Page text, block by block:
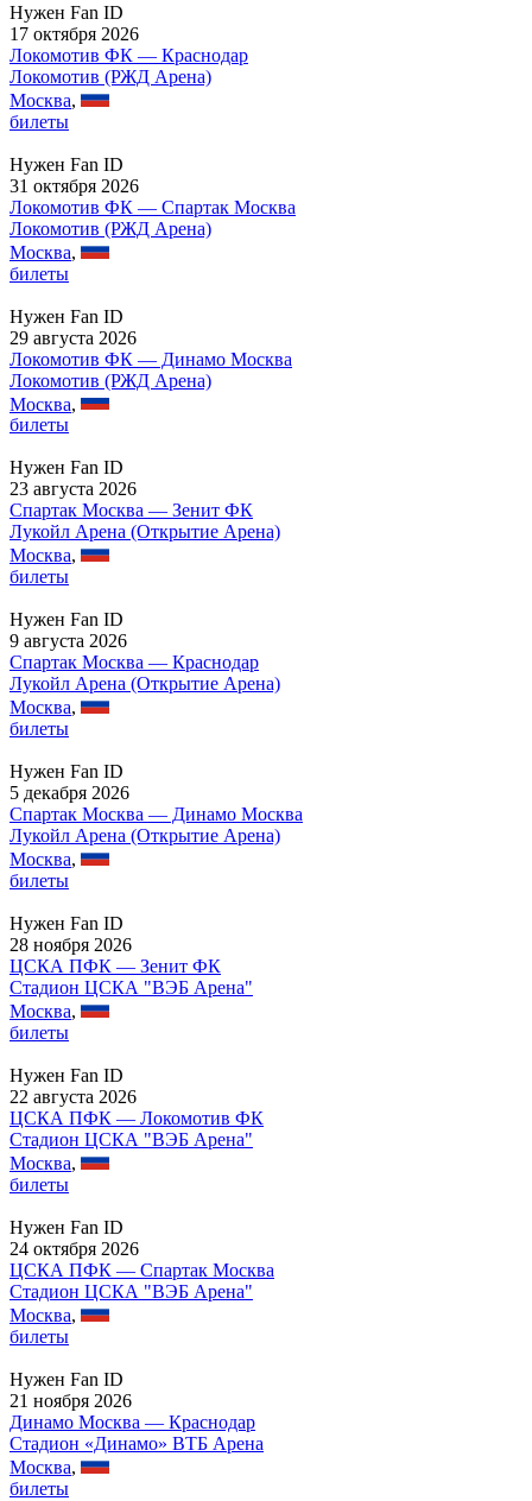
Нужен Fan ID
17 октября 2026
Локомотив ФК — Краснодар
Локомотив (РЖД Арена)
Москва,
билеты
Нужен Fan ID
31 октября 2026
Локомотив ФК — Спартак Москва
Локомотив (РЖД Арена)
Москва,
билеты
Нужен Fan ID
29 августа 2026
Локомотив ФК — Динамо Москва
Локомотив (РЖД Арена)
Москва,
билеты
Нужен Fan ID
23 августа 2026
Спартак Москва — Зенит ФК
Лукойл Арена (Открытие Арена)
Москва,
билеты
Нужен Fan ID
9 августа 2026
Спартак Москва — Краснодар
Лукойл Арена (Открытие Арена)
Москва,
билеты
Нужен Fan ID
5 декабря 2026
Спартак Москва — Динамо Москва
Лукойл Арена (Открытие Арена)
Москва,
билеты
Нужен Fan ID
28 ноября 2026
ЦСКА ПФК — Зенит ФК
Стадион ЦСКА "ВЭБ Арена"
Москва,
билеты
Нужен Fan ID
22 августа 2026
ЦСКА ПФК — Локомотив ФК
Стадион ЦСКА "ВЭБ Арена"
Москва,
билеты
Нужен Fan ID
24 октября 2026
ЦСКА ПФК — Спартак Москва
Стадион ЦСКА "ВЭБ Арена"
Москва,
билеты
Нужен Fan ID
21 ноября 2026
Динамо Москва — Краснодар
Стадион «Динамо» ВТБ Арена
Москва,
билеты